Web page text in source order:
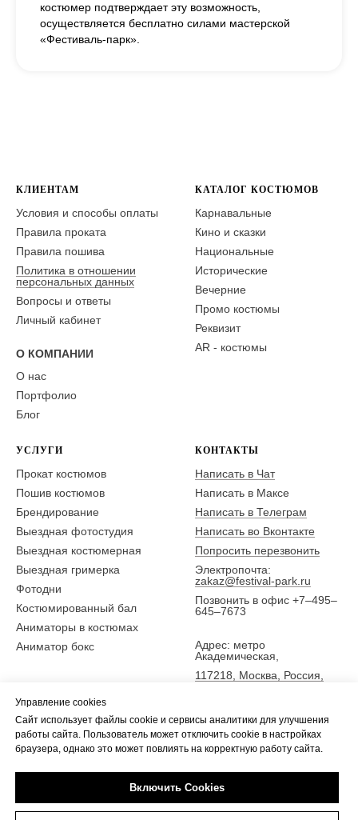
костюмер подтверждает эту возможность,
осуществляется бесплатно силами мастерской
«Фестиваль-парк».
КЛИЕНТАМ
Условия и способы оплаты
Правила проката
Правила пошива
Политика в отношении
персональных данных
Вопросы и ответы
Личный кабинет
О КОМПАНИИ
О нас
Портфолио
Блог
КАТАЛОГ КОСТЮМОВ
Карнавальные
Кино и сказки
Национальные
Исторические
Вечерние
Промо костюмы
Реквизит
AR - костюмы
УСЛУГИ
Прокат костюмов
Пошив костюмов
Брендирование
Выездная фотостудия
Выездная костюмерная
Выездная гримерка
Фотодни
Костюмированный бал
Аниматоры в костюмах
Аниматор бокс
КОНТАКТЫ
Написать в Чат
Написать в Максе
Написать в Телеграм
Написать во Вконтакте
Попросить перезвонить
Электропочта:
zakaz@festival-park.ru
Позвонить в офис +7–495–
645–7673
Адрес: метро
Академическая,
117218, Москва, Россия,
5 эт., офис Фестиваль-парк
Управление cookies
Сайт использует файлы cookie и сервисы аналитики для улучшения
работы сайта. Пользователь может отключить cookie в настройках
браузера, однако это может повлиять на корректную работу сайта.
Включить Cookies